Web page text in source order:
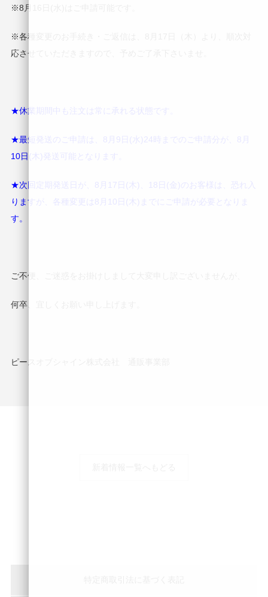
※8月16日(水)はご申請可能です。
※各種変更のお手続き・ご返信は、8月17日（木）より、順次対
応させていただきますので、予めご了承下さいませ。
★休業期間中も注文は常に承れる状態です。
★最短発送のご申請は、8月9日(水)24時までのご申請分が、8月
10日(木)発送可能となります。
★次回定期発送日が、8月17日(木)、18日(金)のお客様は、恐れ入
りますが、各種変更は8月10日(木)までにご申請が必要となりま
す。
ご不便、ご迷惑をお掛けしまして大変申し訳ございませんが、
何卒、宜しくお願い申し上げます。
ピースオブシャイン株式会社 通販事業部